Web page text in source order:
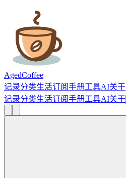
AgedCoffee
记录分类生活订阅手册工具AI关于
记录分类生活订阅手册工具AI关于